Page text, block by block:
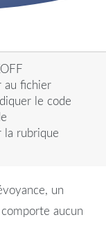
au fichier
le code
la rubrique
un
aucun